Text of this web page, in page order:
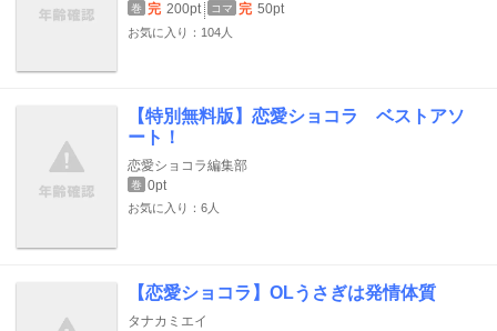
巻 完 200pt コマ 完 50pt
お気に入り：104人
【特別無料版】恋愛ショコラ ベストアソ
ート！
恋愛ショコラ編集部
巻 0pt
お気に入り：6人
【恋愛ショコラ】OLうさぎは発情体質
タナカミエイ